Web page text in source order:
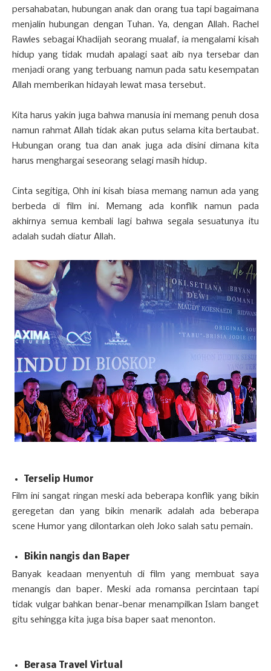
persahabatan, hubungan anak dan orang tua tapi bagaimana
menjalin hubungan dengan Tuhan. Ya, dengan Allah. Rachel
Rawles sebagai Khadijah seorang mualaf, ia mengalami kisah
hidup yang tidak mudah apalagi saat aib nya tersebar dan
menjadi orang yang terbuang namun pada satu kesempatan
Allah memberikan hidayah lewat masa tersebut.
Kita harus yakin juga bahwa manusia ini memang penuh dosa
namun rahmat Allah tidak akan putus selama kita bertaubat.
Hubungan orang tua dan anak juga ada disini dimana kita
harus menghargai seseorang selagi masih hidup.
Cinta segitiga, Ohh ini kisah biasa memang namun ada yang
berbeda di film ini. Memang ada konflik namun pada
akhirnya semua kembali lagi bahwa segala sesuatunya itu
adalah sudah diatur Allah.
Terselip Humor
Film ini sangat ringan meski ada beberapa konflik yang bikin
geregetan dan yang bikin menarik adalah ada beberapa
scene Humor yang dilontarkan oleh Joko salah satu pemain.
Bikin nangis dan Baper
Banyak keadaan menyentuh di film yang membuat saya
menangis dan baper. Meski ada romansa percintaan tapi
tidak vulgar bahkan benar-benar menampilkan Islam banget
gitu sehingga kita juga bisa baper saat menonton.
Berasa Travel Virtual